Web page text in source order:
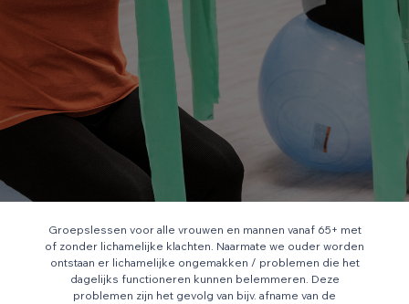
Groepslessen voor alle vrouwen en mannen vanaf 65+ met
of zonder lichamelijke klachten. Naarmate we ouder worden
ontstaan er lichamelijke ongemakken / problemen die het
dagelijks functioneren kunnen belemmeren. Deze
problemen zijn het gevolg van bijv. afname van de